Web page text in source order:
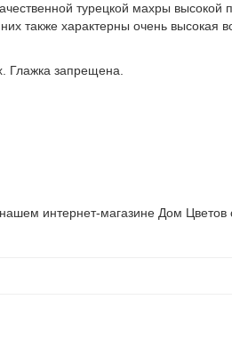
турецкой махры
также характерны очень высокая
Глажка запрещена.
интернет-магазине Дом Цветов